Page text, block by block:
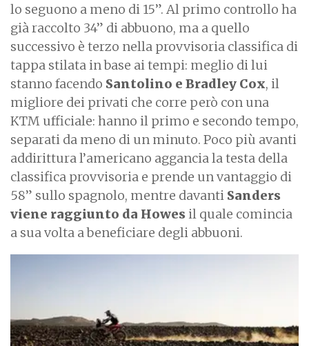
lo seguono a meno di 15”. Al primo controllo ha
già raccolto 34” di abbuono, ma a quello
successivo è terzo nella provvisoria classifica di
tappa stilata in base ai tempi: meglio di lui
stanno facendo Santolino e Bradley Cox, il
migliore dei privati che corre però con una
KTM ufficiale: hanno il primo e secondo tempo,
separati da meno di un minuto. Poco più avanti
addirittura l’americano aggancia la testa della
classifica provvisoria e prende un vantaggio di
58” sullo spagnolo, mentre davanti Sanders
viene raggiunto da Howes il quale comincia
a sua volta a beneficiare degli abbuoni.
g
e